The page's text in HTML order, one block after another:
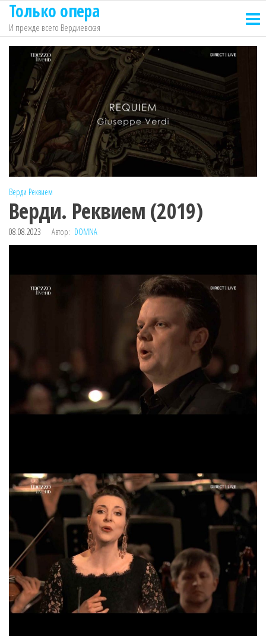
Перейти
содержимому
Только опера
И прежде всего Вердиевская
Верди Реквием
Верди. Реквием (2019)
08.08.2023 Автор: DOMNA